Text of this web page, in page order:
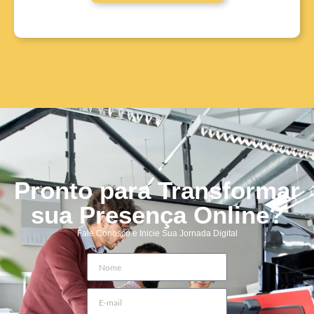
Pronto para Transformar
sua Presença Online?
Fale Conosco e Inicie Sua Jornada Digital